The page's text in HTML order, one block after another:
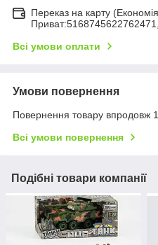
Переказ на карту
Всі умови оплати
Умови повернення
Повернення товару впродовж
Всі умови повернення
Подібні товари компанії